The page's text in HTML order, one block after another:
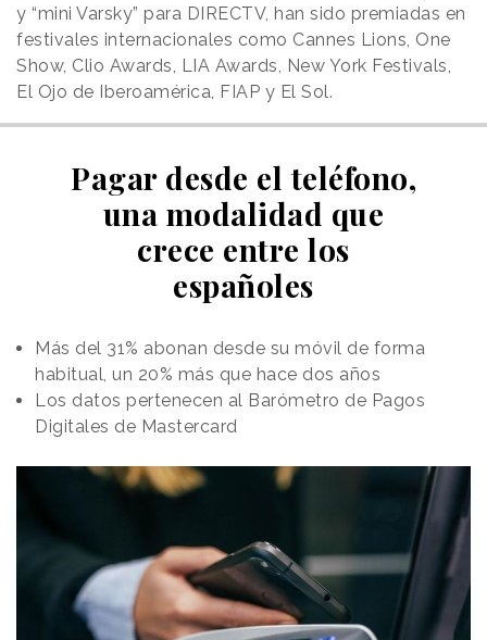
y “mini Varsky” para DIRECTV, han sido premiadas en
festivales internacionales como Cannes Lions, One
Show, Clio Awards, LIA Awards, New York Festivals,
El Ojo de Iberoamérica, FIAP y El Sol.
Pagar desde el teléfono,
una modalidad que
crece entre los
españoles
Más del 31% abonan desde su móvil de forma
habitual, un 20% más que hace dos años
Los datos pertenecen al Barómetro de Pagos
Digitales de Mastercard